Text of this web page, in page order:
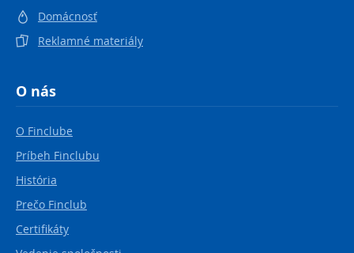
Domácnosť
Reklamné materiály
O nás
O Finclube
Príbeh Finclubu
História
Prečo Finclub
Certifikáty